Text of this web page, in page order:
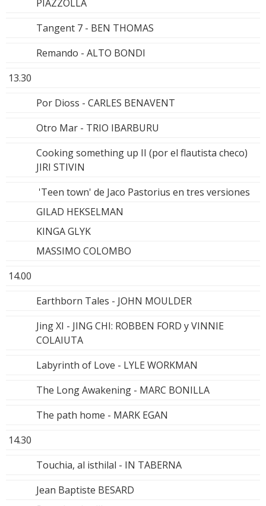
PIAZZOLLA
Tangent 7 - BEN THOMAS
Remando - ALTO BONDI
13.30
Por Dioss - CARLES BENAVENT
Otro Mar - TRIO IBARBURU
Cooking something up II (por el flautista checo)
JIRI STIVIN
'Teen town' de Jaco Pastorius en tres versiones
GILAD HEKSELMAN
KINGA GLYK
MASSIMO COLOMBO
14.00
Earthborn Tales - JOHN MOULDER
Jing XI - JING CHI: ROBBEN FORD y VINNIE
COLAIUTA
Labyrinth of Love - LYLE WORKMAN
The Long Awakening - MARC BONILLA
The path home - MARK EGAN
14.30
Touchia, al isthilal - IN TABERNA
Jean Baptiste BESARD